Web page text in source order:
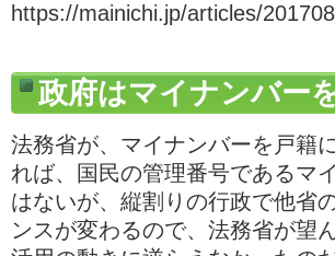
https://mainichi.jp/articles/
政府はマイナンバー
法務省が、マイナンバーを戸籍
れば、国民の管理番号であるマ
はないが、縦割りの行政で他省
ンスが変わるので、法務省が望